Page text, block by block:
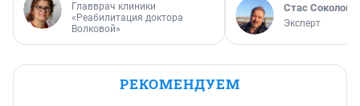
Главврач клиники
«Реабилитация доктора
Волковой»
Стас Соколов
Эксперт
РЕКОМЕНДУЕМ